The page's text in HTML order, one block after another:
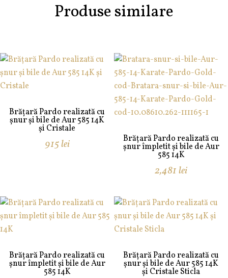
Produse similare
Brățară Pardo realizată cu
șnur și bile de Aur 585 14K
și Cristale
915lei Brățară Pardo realizată cu
șnur împletit și bile de Aur
585 14K
2,481lei
Brățară Pardo realizată cu
șnur împletit și bile de Aur
585 14K
Brățară Pardo realizată cu
șnur și bile de Aur 585 14K
și Cristale Sticla